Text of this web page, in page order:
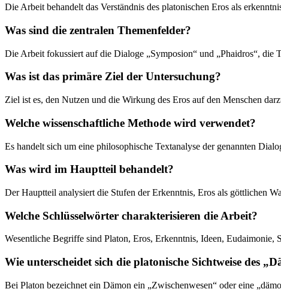
Die Arbeit behandelt das Verständnis des platonischen Eros als
Was sind die zentralen Themenfelder?
Die Arbeit fokussiert auf die Dialoge „Symposion“ und „Phaidros“, die
Was ist das primäre Ziel der Untersuchung?
Ziel ist es, den Nutzen und die Wirkung des Eros auf den Menschen
Welche wissenschaftliche Methode wird verwendet?
Es handelt sich um eine philosophische Textanalyse der genannten
Was wird im Hauptteil behandelt?
Der Hauptteil analysiert die Stufen der Erkenntnis, Eros als göttlichen
Welche Schlüsselwörter charakterisieren die Arbeit?
Wesentliche Begriffe sind Platon, Eros, Erkenntnis, Ideen, Eudaimonie,
Wie unterscheidet sich die platonische Sichtweise des
Bei Platon bezeichnet ein Dämon ein „Zwischenwesen“ oder eine